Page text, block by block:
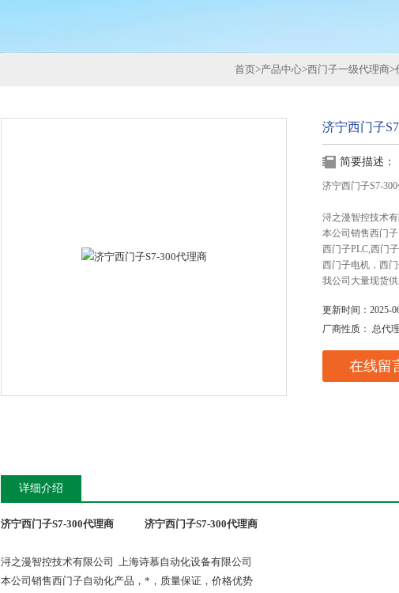
首页>产品中心>西门子一级代理商>
济宁西门子
简要描述：
济宁西门子S7-
浔之漫智控技术
本公司销售西门
西门子PLC,西门
西门子电机，西
我公司大量现货
更新时间：2025-
厂商性质： 总代
在线留
详细介绍
济宁西门子S7-300代理商 济宁西门子S7-300代理商
浔之漫智控技术有限公司 上海诗慕自动化设备有限公司
本公司销售西门子自动化产品，*，质量保证，价格优势